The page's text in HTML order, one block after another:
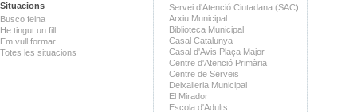
Situacions
Busco feina
He tingut un fill
Em vull formar
Totes les situacions
Servei d'Atenció Ciutadana (SAC)
Arxiu Municipal
Biblioteca Municipal
Casal Catalunya
Casal d'Avis Plaça Major
Centre d'Atenció Primària
Centre de Serveis
Deixalleria Municipal
El Mirador
Escola d'Adults